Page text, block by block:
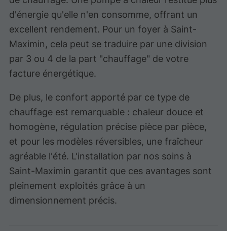
d'énergie qu'elle n'en consomme, offrant un
excellent rendement. Pour un foyer à Saint-
Maximin, cela peut se traduire par une division
par 3 ou 4 de la part "chauffage" de votre
facture énergétique.
De plus, le confort apporté par ce type de
chauffage est remarquable : chaleur douce et
homogène, régulation précise pièce par pièce,
et pour les modèles réversibles, une fraîcheur
agréable l'été. L'installation par nos soins à
Saint-Maximin garantit que ces avantages sont
pleinement exploités grâce à un
dimensionnement précis.